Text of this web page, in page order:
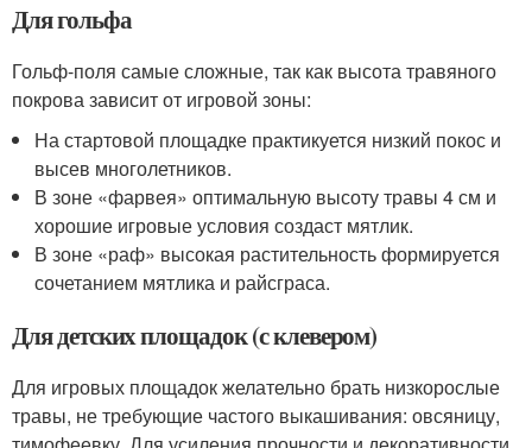
Для гольфа
Гольф-поля самые сложные, так как высота травяного
покрова зависит от игровой зоны:
На стартовой площадке практикуется низкий покос и
высев многолетников.
В зоне «фарвея» оптимальную высоту травы 4 см и
хорошие игровые условия создаст мятлик.
В зоне «раф» высокая растительность формируется
сочетанием мятлика и райсграса.
Для детских площадок (с клевером)
Для игровых площадок желательно брать низкорослые
травы, не требующие частого выкашивания: овсяницу,